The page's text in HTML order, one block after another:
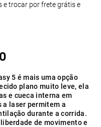
e trocar por frete grátis e
5 é mais uma opção
plano muito leve, ela
e cueca interna em
a laser permitem a
durante a corrida.
de movimento e